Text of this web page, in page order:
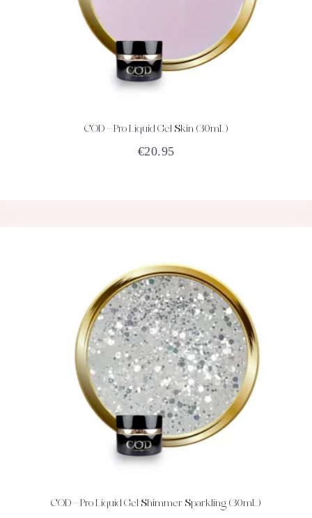
ACHETEZ DÉTAILS
COD – Pro Liquid Gel Skin (30mL)
€20.95
ACHETEZ DÉTAILS
COD – Pro Liquid Gel Shimmer Sparkling (30mL)